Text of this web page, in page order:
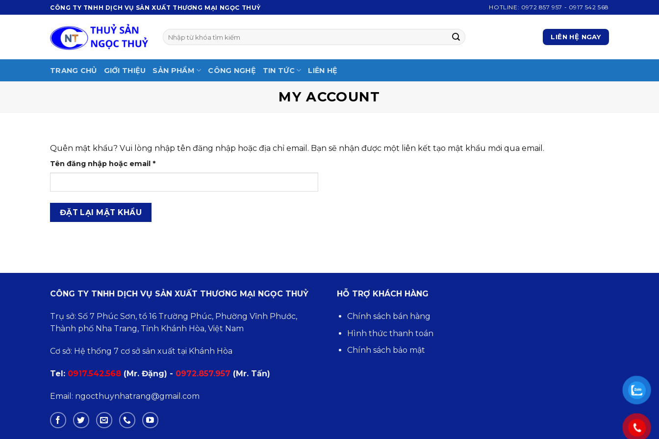
to
CÔNG TY TNHH DỊCH VỤ SẢN XUẤT THƯƠNG MẠI NGỌC THUỶ HOTLINE: 0972 857 957 - 0917 542 568
Tìm
kiếm:
LIÊN HỆ NGAY
TRANG CHỦ GIỚI THIỆU SẢN PHẨM CÔNG NGHỆ TIN TỨC LIÊN HỆ
MY ACCOUNT
Quên mật khẩu? Vui lòng nhập tên đăng nhập hoặc địa chỉ email. Bạn sẽ nhận được một liên kết tạo mật khẩu mới qua email.
Tên đăng nhập hoặc email *Bắt
buộc
ĐẶT LẠI MẬT KHẨU
CÔNG TY TNHH DỊCH VỤ SẢN XUẤT THƯƠNG MẠI NGỌC THUỶ
Trụ sở: Số 7 Phúc Sơn, tổ 16 Trường Phúc, Phường Vĩnh Phước,
Thành phố Nha Trang, Tỉnh Khánh Hòa, Việt Nam
Cơ sở: Hệ thống 7 cơ sở sản xuất tại Khánh Hòa
Tel: 0917.542.568 (Mr. Đặng) - 0972.857.957 (Mr. Tấn)
Email: ngocthuynhatrang@gmail.com
HỖ TRỢ KHÁCH HÀNG
Chính sách bán hàng
Hình thức thanh toán
Chính sách bảo mật